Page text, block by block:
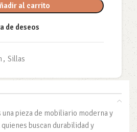
al carrito
de deseos
, Sillas
pieza de mobiliario moderna y
buscan durabilidad y